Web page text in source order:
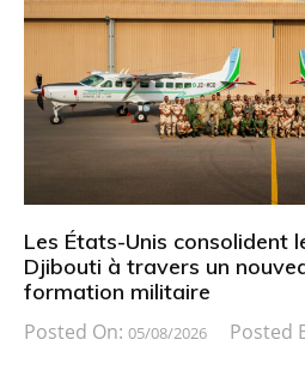
Les États-Unis consolident
Djibouti à travers un
formation militaire
Posted On: 05/08/2026 Posted